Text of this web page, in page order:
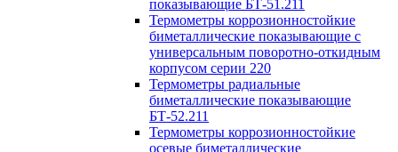
показывающие БТ-51.211
Термометры коррозионностойкие
биметаллические показывающие с
универсальным поворотно-откидным
корпусом серии 220
Термометры радиальные
биметаллические показывающие
БТ-52.211
Термометры коррозионностойкие
осевые биметаллические